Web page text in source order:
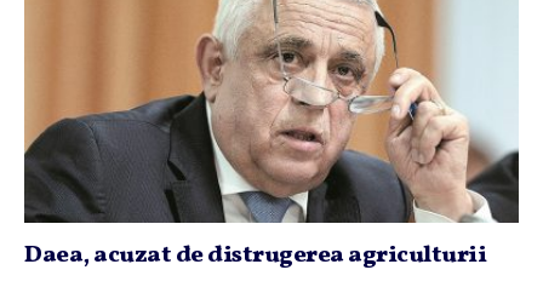
Daea, acuzat de distrugerea agriculturii